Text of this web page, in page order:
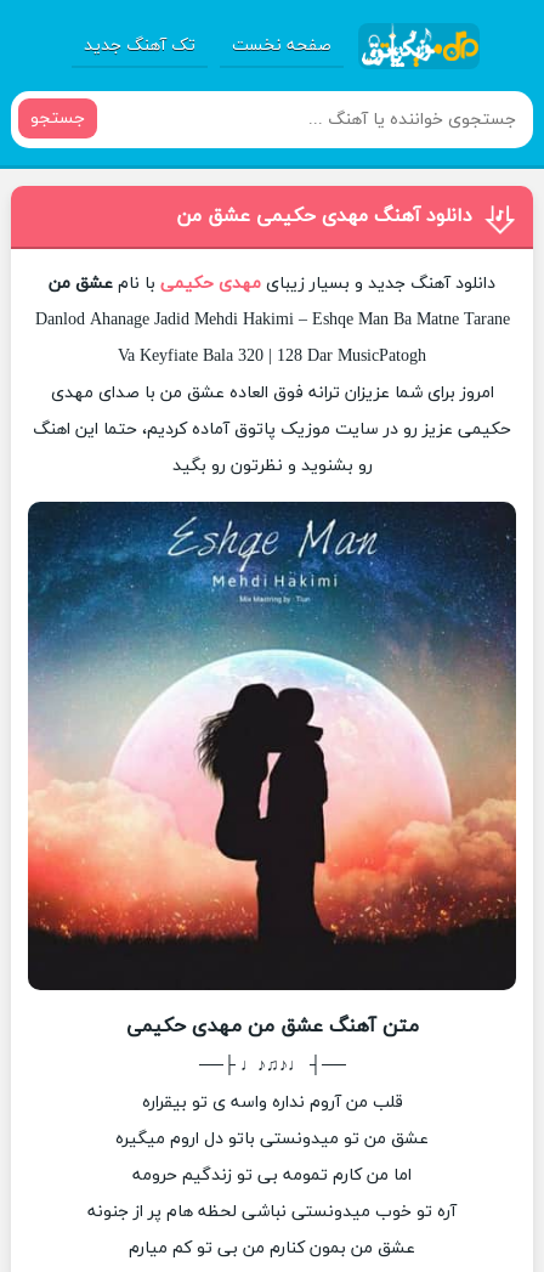
صفحه نخست تک آهنگ جدید
جستجو
دانلود آهنگ مهدی حکیمی عشق من
دانلود آهنگ جدید و بسیار زیبای مهدی حکیمی با نام عشق من
Danlod Ahanage Jadid Mehdi Hakimi – Eshqe Man Ba Matne Tarane
Va Keyfiate Bala 320 | 128 Dar MusicPatogh
امروز برای شما عزیزان ترانه فوق العاده عشق من با صدای مهدی
حکیمی عزیز رو در سایت موزیک پاتوق آماده کردیم، حتما این اهنگ
رو بشنوید و نظرتون رو بگید
متن آهنگ عشق من مهدی حکیمی
──┤ ♩♪♫♪♩ ├──
قلب من آروم نداره واسه ی تو بیقراره
عشق من تو میدونستی باتو دل اروم میگیره
اما من کارم تمومه بی تو زندگیم حرومه
آره تو خوب میدونستی نباشی لحظه هام پر از جنونه
عشق من بمون کنارم من بی تو کم میارم